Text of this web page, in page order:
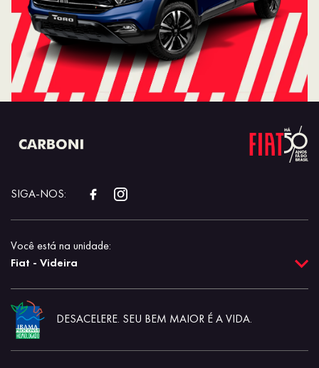
SIGA-NOS:
Você está na unidade:
Fiat - Videira
DESACELERE. SEU BEM MAIOR É A VIDA.